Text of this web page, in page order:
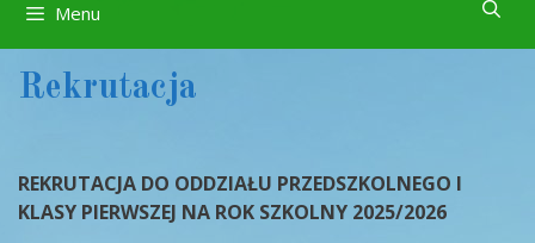
Menu
Rekrutacja
REKRUTACJA DO ODDZIAŁU PRZEDSZKOLNEGO I
KLASY PIERWSZEJ NA ROK SZKOLNY 2025/2026